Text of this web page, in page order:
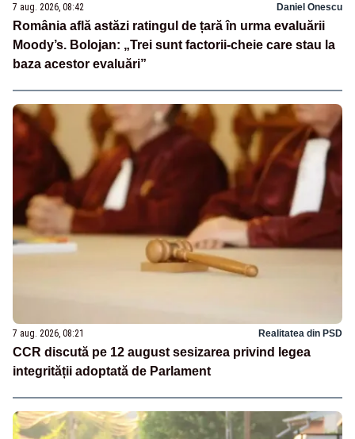
7 aug. 2026, 08:42 Daniel Onescu
România află astăzi ratingul de țară în urma evaluării
Moody’s. Bolojan: „Trei sunt factorii-cheie care stau la
baza acestor evaluări”
7 aug. 2026, 08:21 Realitatea din PSD
CCR discută pe 12 august sesizarea privind legea
integrității adoptată de Parlament